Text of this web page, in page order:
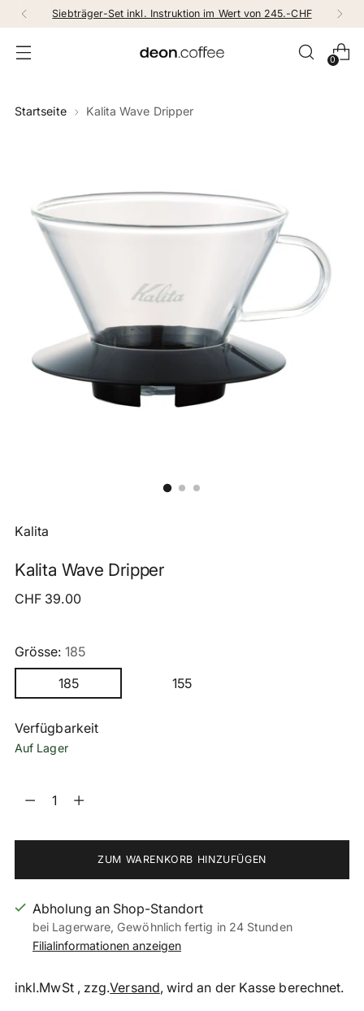
Siebträger-Set inkl. Instruktion im Wert von 245.-CHF
0
Startseite Kalita Wave Dripper
Kalita
Kalita Wave Dripper
Regulärer
CHF 39.00
Grösse: 185
185
155
Verfügbarkeit
Auf Lager
Menge
ZUM WARENKORB HINZUFÜGEN
Abholung an Shop-Standort
bei Lagerware, Gewöhnlich fertig in 24 Stunden
Filialinformationen anzeigen
inkl.MwSt , zzg.Versand, wird an der Kasse berechnet.